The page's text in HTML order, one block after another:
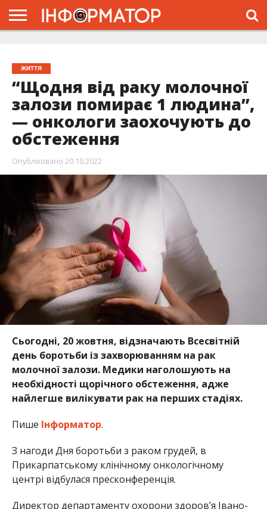
ЖИТТЯ
“Щодня від раку молочної
залози помирає 1 людина”,
— онкологи заохочують до
обстеження
Опубліковано 20.10.2022
Сьогодні, 20 жовтня, відзначають Всесвітній
день боротьби із захворюванням на рак
молочної залози. Медики наголошують на
необхідності щорічного обстеження, адже
найлегше вилікувати рак на перших стадіях.
Пише Інформатор.
З нагоди Дня боротьби з раком грудей, в
Прикарпатському клінічному онкологічному
центрі відбулася пресконференція.
Директор департаменту охорони здоров’я Івано-